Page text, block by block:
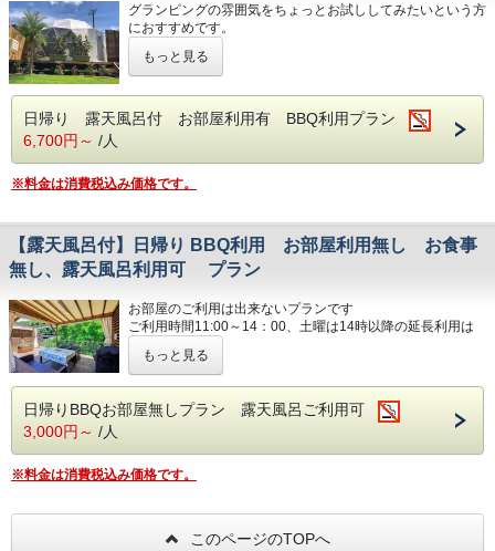
の予約状況によりチェックイン時間を変更していただくこと
がございます。◆定員6名まで（6名以上の場合はご連絡く
◆駐車場１台無料（２台目以上は追加料金1,000円／台）
【お部屋の設備】
エアコン／冷蔵庫／ドライヤー／電気ケトル／電子レンジ／
《ご用意しているもの》
／割り箸
*各部屋のデッキにシンクがございます。（まな板・包丁は
フロンにて販売有）
※食材や飲み物等は付いていないプランとなりますので、各
自でご用意ください。
（フロントにてドリンク類の販売は行っております）
レンタルタオル(ﾊﾞｽﾀｵﾙ・ﾌｪｲｽﾀｵﾙ）をご利用の場合は別途
500円（お一人様）かかります。※ペットの受け入れはお断
りさせていただきます。）
ご申告のチェックイン時間を過ぎる場合はご連絡をお願いい
たします。２時間以上ご連絡がない場合キャンセルとなりま
グランピングの雰囲気をちょっとお試ししてみたいという方
におすすめです。
エアコン完備のドームテントでのんびり過ごしていただけま
す。
各テントごとに、露天風呂・トイレ・シャワー・洗面台を完
◆ご利用時間 ９：００～１４：００（お客様のご都合によ
りチェックインが遅くなりましてもご利用時間は１４時まで
い）◆前日の予約状況によりチェックイン時間を変更してい
ただくことがございます。こちらからお時間を変更させてい
ただいた場合滞在時間５時間に変更はありませんご了承下さ
い◆定員６名まで
【お部屋の設備】
エアコン／冷蔵庫／ドライヤー／電気ケトル／電子レンジ／
無料WI-FI
BBQガスグリル／トング／キッチンばさみ／お皿／コップ
／割り箸
もっと見る
日帰り 露天風呂付 お部屋利用有 BBQ利用プラン
6,700円～ /人
※料金は消費税込み価格です。
【露天風呂付】日帰り BBQ利用 お部屋利用無し お食事
無し、露天風呂利用可 プラン
お部屋のご利用は出来ないプランです
ご利用時間11:00～14：00、土曜は14時以降の延長利用は
平日と日曜日のご利用時間はお問い合わせいただければ変更
が可能な日もございます。
ただき、お持ち込みの食材でお楽しみ頂くプランです。
ご利用可能設備 BBQガスグリル、食器、露天風呂（タオ
ルレンタル１セット５００円）シャワー、トイレ、洗面をご
利用出来ます。
こちらのプランは食事付ではございませんがお1人様３６５
もっと見る
日帰りBBQお部屋無しプラン 露天風呂ご利用可
3,000円～ /人
※料金は消費税込み価格です。
このページのTOPへ